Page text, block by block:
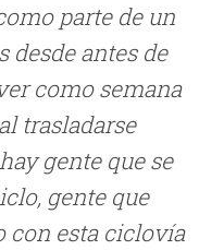
parte de un
desde antes de
como semana
trasladarse
gente que se
gente que
con esta ciclovía